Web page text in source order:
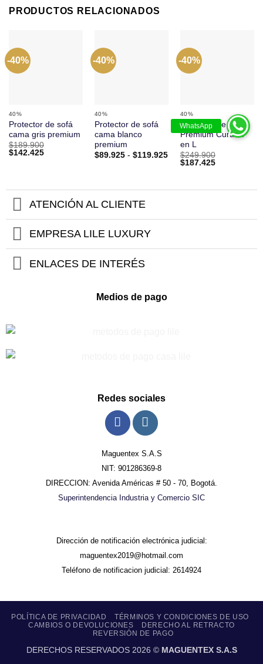
PRODUCTOS RELACIONADOS
-40%
40%
Protector de sofá
cama gris premium
$189.900
El
$142.425El
-40%
40%
Protector de sofá
cama blanco
premium
$89.925 - $119.925Rango
hasta
-40%
40%
Protector de Sofá
Premium Curuba
en L
$249.900
El
$249.900.
$187.425El
$187.425.
ATENCIÓN AL CLIENTE
EMPRESA LILE LUXURY
ENLACES DE INTERÉS
Medios de pago
Redes sociales
Maguentex S.A.S
NIT: 901286369-8
DIRECCION: Avenida Américas # 50 - 70, Bogotá.
Superintendencia Industria y Comercio SIC
Dirección de notificación electrónica judicial:
maguentex2019@hotmail.com
Teléfono de notificacion judicial: 2614924
POLÍTICA DE PRIVACIDAD
TÉRMINOS Y CONDICIONES DE USO
CAMBIOS O DEVOLUCIONES
DERECHO AL RETRACTO
REVERSIÓN DE PAGO
DERECHOS RESERVADOS 2026 © MAGUENTEX S.A.S